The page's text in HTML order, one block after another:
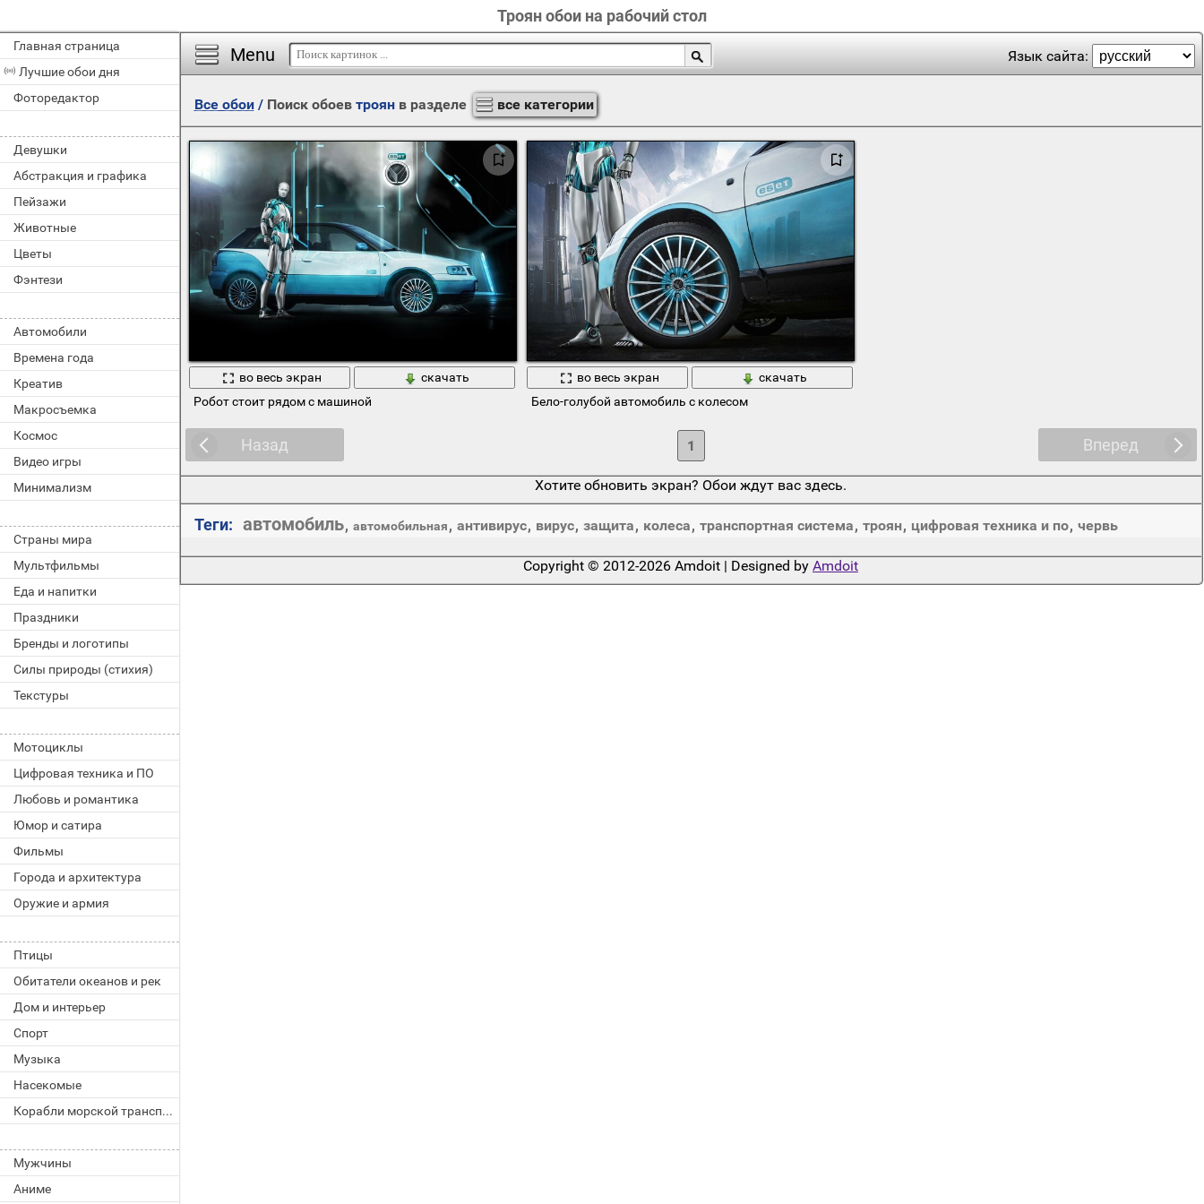
Троян обои на рабочий стол
Главная страница
Лучшие обои дня
Фоторедактор
Девушки
Абстракция и графика
Пейзажи
Животные
Цветы
Фэнтези
Автомобили
Времена года
Креатив
Макросъемка
Космос
Видео игры
Минимализм
Страны мира
Мультфильмы
Еда и напитки
Праздники
Бренды и логотипы
Силы природы (стихия)
Текстуры
Мотоциклы
Цифровая техника и ПО
Любовь и романтика
Юмор и сатира
Фильмы
Города и архитектура
Оружие и армия
Птицы
Обитатели океанов и рек
Дом и интерьер
Спорт
Музыка
Насекомые
Корабли морской транспорт
Мужчины
Аниме
Menu Язык сайта:
Все обои/ Поиск обоев троянв разделе все категории
во весь экран
скачать
Робот стоит рядом с машиной
во весь экран
скачать
Бело-голубой автомобиль с колесом
Назад Вперед
1
Хотите обновить экран? Обои ждут вас здесь.
Теги: автомобиль, автомобильная, антивирус, вирус, защита, колеса, транспортная система, троян, цифровая техника и по, червь
Copyright © 2012-2026 Amdoit | Designed by Amdoit